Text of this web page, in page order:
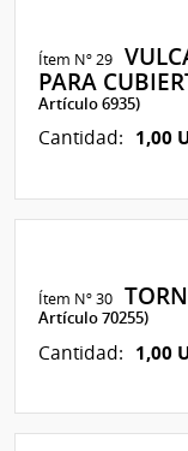
Ítem Nº 29
PARA
Artículo 6935)
Cantidad: 1,00
Ítem Nº 30
Artículo 70255)
Cantidad: 1,00